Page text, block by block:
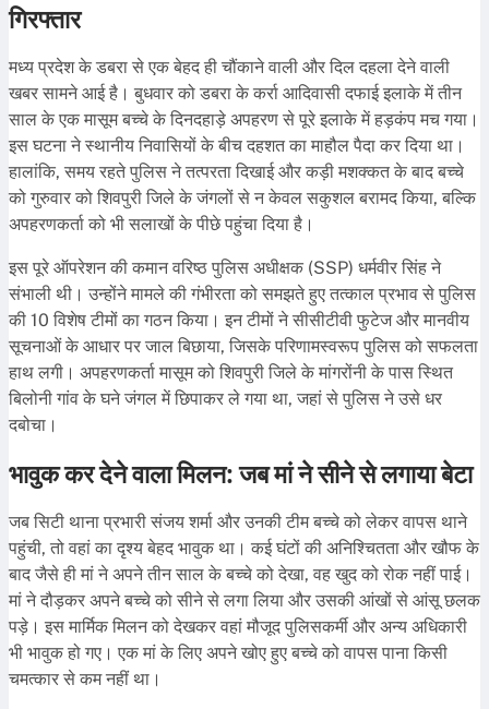
गिरफ्तार
मध्य प्रदेश के डबरा से एक बेहद ही चौंकाने वाली और दिल दहला देने वाली
खबर सामने आई है। बुधवार को डबरा के कर्रा आदिवासी दफाई इलाके में तीन
साल के एक मासूम बच्चे के दिनदहाड़े अपहरण से पूरे इलाके में हड़कंप मच गया।
इस घटना ने स्थानीय निवासियों के बीच दहशत का माहौल पैदा कर दिया था।
हालांकि, समय रहते पुलिस ने तत्परता दिखाई और कड़ी मशक्कत के बाद बच्चे
को गुरुवार को शिवपुरी जिले के जंगलों से न केवल सकुशल बरामद किया, बल्कि
अपहरणकर्ता को भी सलाखों के पीछे पहुंचा दिया है।
इस पूरे ऑपरेशन की कमान वरिष्ठ पुलिस अधीक्षक (SSP) धर्मवीर सिंह ने
संभाली थी। उन्होंने मामले की गंभीरता को समझते हुए तत्काल प्रभाव से पुलिस
की 10 विशेष टीमों का गठन किया। इन टीमों ने सीसीटीवी फुटेज और मानवीय
सूचनाओं के आधार पर जाल बिछाया, जिसके परिणामस्वरूप पुलिस को सफलता
हाथ लगी। अपहरणकर्ता मासूम को शिवपुरी जिले के मांगरोंनी के पास स्थित
बिलोनी गांव के घने जंगल में छिपाकर ले गया था, जहां से पुलिस ने उसे धर
दबोचा।
भावुक कर देने वाला मिलन: जब मां ने सीने से लगाया बेटा
जब सिटी थाना प्रभारी संजय शर्मा और उनकी टीम बच्चे को लेकर वापस थाने
पहुंची, तो वहां का दृश्य बेहद भावुक था। कई घंटों की अनिश्चितता और खौफ के
बाद जैसे ही मां ने अपने तीन साल के बच्चे को देखा, वह खुद को रोक नहीं पाई।
मां ने दौड़कर अपने बच्चे को सीने से लगा लिया और उसकी आंखों से आंसू छलक
पड़े। इस मार्मिक मिलन को देखकर वहां मौजूद पुलिसकर्मी और अन्य अधिकारी
भी भावुक हो गए। एक मां के लिए अपने खोए हुए बच्चे को वापस पाना किसी
चमत्कार से कम नहीं था।